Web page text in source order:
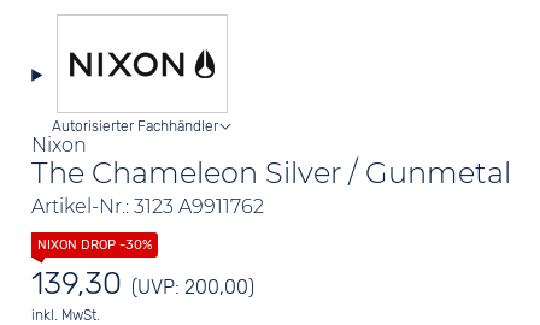
Nixon
The Chameleon Silver / Gunmetal
Artikel-Nr.: 3123 A9911762
Autorisierter Fachhändler
139,30 (UVP: 200,00)
inkl. MwSt.